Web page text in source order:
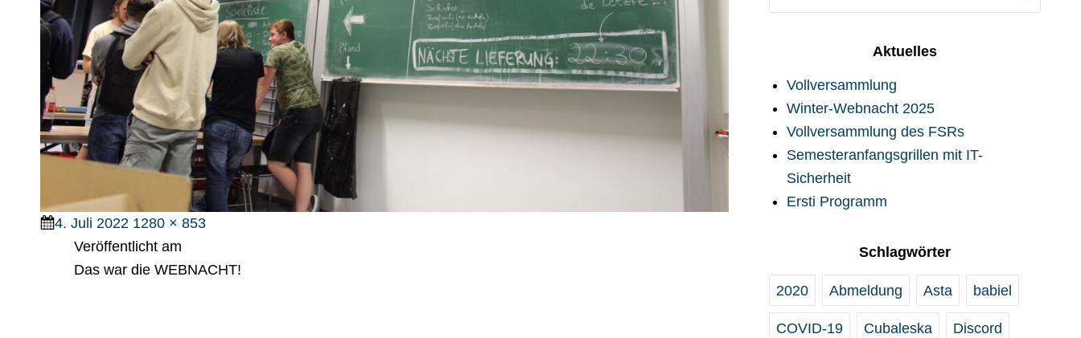
Veröffentlicht
4. Juli 2022 Full
size
1280 × 853
Veröffentlicht am
Das war die WEBNACHT!
Aktuelles
Vollversammlung
Winter-Webnacht 2025
Vollversammlung des FSRs
Semesteranfangsgrillen mit IT-
Sicherheit
Ersti Programm
Schlagwörter
2020 Abmeldung Asta babiel
COVID-19 Cubaleska Discord